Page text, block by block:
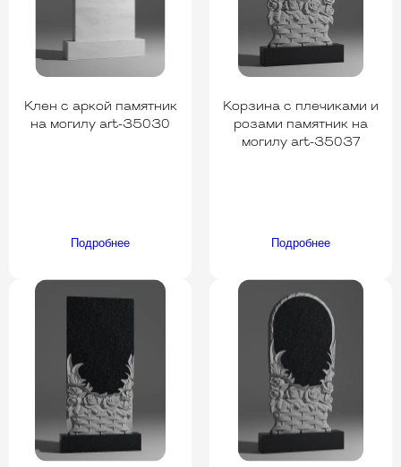
Клен с аркой памятник
на могилу art-35030
Подробнее
Корзина с плечиками и
розами памятник на
могилу art-35037
Подробнее